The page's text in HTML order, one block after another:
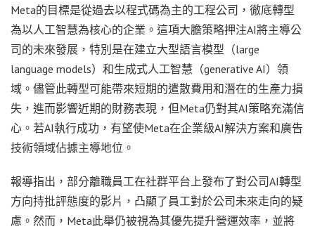
Meta的目標是從過去以程式碼為主的工程公司，徹底轉型
為以人工智慧為核心的企業。這項大膽策略押注AI將主導公
司的未來發展，特別是在建立大型語言模型（large
language models）和生成式人工智慧（generative AI）領
域。儘管此轉型可能帶來短期的遣散費用和潛在的生產力損
失，進而影響近期的財務表現，但Meta仍對其AI策略充滿信
心。若AI執行成功，有望使Meta在企業級AI解決方案和廣告
技術領域佔據主導地位。
報導指出，部分離職員工在社群平台上發布了對公司AI轉型
方向持批評態度的影片，凸顯了員工對於公司未來走向的疑
慮。然而，Meta此舉仍被視為其優先提升營運效率，並將